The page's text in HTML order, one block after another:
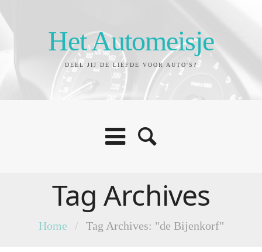
Het Automeisje
DEEL JIJ DE LIEFDE VOOR AUTO'S?
Tag Archives
Home / Tag Archives: "de Bijenkorf"